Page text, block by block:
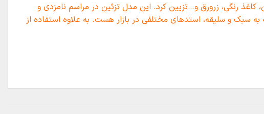
رنگی، زرورق و…تزیین کرد. این مدل تزئین در مراسم نامزدی و
سبک و سلیقه، استدهای مختلفی در بازار هست. به علاوه استفاده از